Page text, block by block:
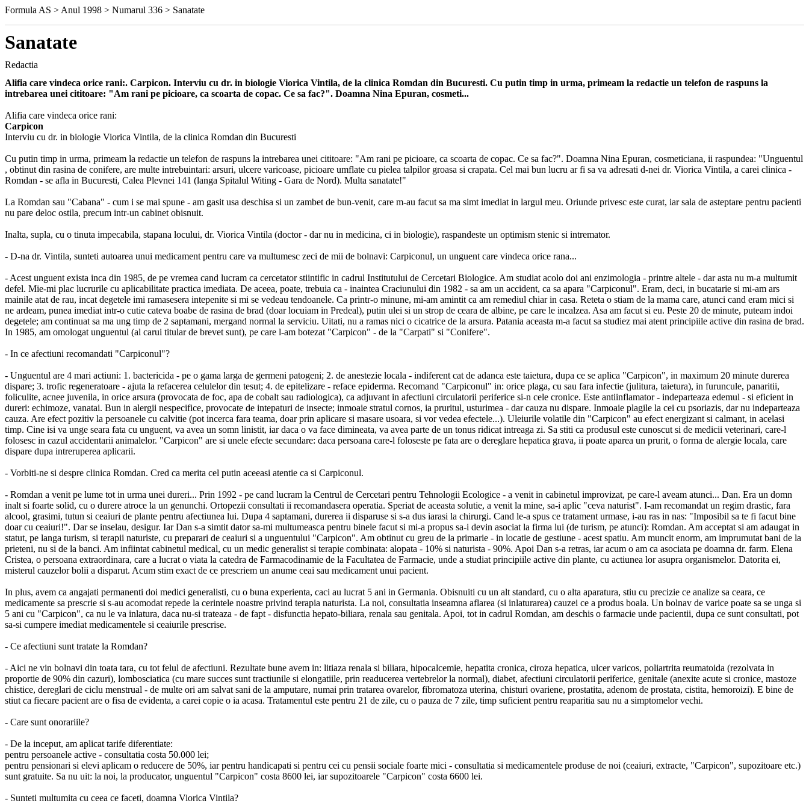
Formula AS > Anul 1998 > Numarul 336 > Sanatate
Sanatate
Redactia
Alifia care vindeca orice rani:. Carpicon. Interviu cu dr. in biologie Viorica Vintila, de la clinica Romdan din Bucuresti. Cu putin timp in urma, primeam la redactie un telefon de raspuns la
intrebarea unei cititoare: "Am rani pe picioare, ca scoarta de copac. Ce sa fac?". Doamna Nina Epuran, cosmeti...
Alifia care vindeca orice rani:
Carpicon
Interviu cu dr. in biologie Viorica Vintila, de la clinica Romdan din Bucuresti
Cu putin timp in urma, primeam la redactie un telefon de raspuns la intrebarea unei cititoare: "Am rani pe picioare, ca scoarta de copac. Ce sa fac?". Doamna Nina Epuran, cosmeticiana, ii raspundea: "Unguentul
, obtinut din rasina de conifere, are multe intrebuintari: arsuri, ulcere varicoase, picioare umflate cu pielea talpilor groasa si crapata. Cel mai bun lucru ar fi sa va adresati d-nei dr. Viorica Vintila, a carei clinica -
Romdan - se afla in Bucuresti, Calea Plevnei 141 (langa Spitalul Witing - Gara de Nord). Multa sanatate!"
La Romdan sau "Cabana" - cum i se mai spune - am gasit usa deschisa si un zambet de bun-venit, care m-au facut sa ma simt imediat in largul meu. Oriunde privesc este curat, iar sala de asteptare pentru pacienti
nu pare deloc ostila, precum intr-un cabinet obisnuit.
Inalta, supla, cu o tinuta impecabila, stapana locului, dr. Viorica Vintila (doctor - dar nu in medicina, ci in biologie), raspandeste un optimism stenic si intremator.
- D-na dr. Vintila, sunteti autoarea unui medicament pentru care va multumesc zeci de mii de bolnavi: Carpiconul, un unguent care vindeca orice rana...
- Acest unguent exista inca din 1985, de pe vremea cand lucram ca cercetator stiintific in cadrul Institutului de Cercetari Biologice. Am studiat acolo doi ani enzimologia - printre altele - dar asta nu m-a multumit
defel. Mie-mi plac lucrurile cu aplicabilitate practica imediata. De aceea, poate, trebuia ca - inaintea Craciunului din 1982 - sa am un accident, ca sa apara "Carpiconul". Eram, deci, in bucatarie si mi-am ars
mainile atat de rau, incat degetele imi ramasesera intepenite si mi se vedeau tendoanele. Ca printr-o minune, mi-am amintit ca am remediul chiar in casa. Reteta o stiam de la mama care, atunci cand eram mici si
ne ardeam, punea imediat intr-o cutie cateva boabe de rasina de brad (doar locuiam in Predeal), putin ulei si un strop de ceara de albine, pe care le incalzea. Asa am facut si eu. Peste 20 de minute, puteam indoi
degetele; am continuat sa ma ung timp de 2 saptamani, mergand normal la serviciu. Uitati, nu a ramas nici o cicatrice de la arsura. Patania aceasta m-a facut sa studiez mai atent principiile active din rasina de brad.
In 1985, am omologat unguentul (al carui titular de brevet sunt), pe care l-am botezat "Carpicon" - de la "Carpati" si "Conifere".
- In ce afectiuni recomandati "Carpiconul"?
- Unguentul are 4 mari actiuni: 1. bactericida - pe o gama larga de germeni patogeni; 2. de anestezie locala - indiferent cat de adanca este taietura, dupa ce se aplica "Carpicon", in maximum 20 minute durerea
dispare; 3. trofic regeneratoare - ajuta la refacerea celulelor din tesut; 4. de epitelizare - reface epiderma. Recomand "Carpiconul" in: orice plaga, cu sau fara infectie (julitura, taietura), in furuncule, panaritii,
foliculite, acnee juvenila, in orice arsura (provocata de foc, apa de cobalt sau radiologica), ca adjuvant in afectiuni circulatorii periferice si-n cele cronice. Este antiinflamator - indeparteaza edemul - si eficient in
dureri: echimoze, vanatai. Bun in alergii nespecifice, provocate de intepaturi de insecte; inmoaie stratul cornos, ia pruritul, usturimea - dar cauza nu dispare. Inmoaie plagile la cei cu psoriazis, dar nu indeparteaza
cauza. Are efect pozitiv la persoanele cu calvitie (pot incerca fara teama, doar prin aplicare si masare usoara, si vor vedea efectele...). Uleiurile volatile din "Carpicon" au efect energizant si calmant, in acelasi
timp. Cine isi va unge seara fata cu unguent, va avea un somn linistit, iar daca o va face dimineata, va avea parte de un tonus ridicat intreaga zi. Sa stiti ca produsul este cunoscut si de medicii veterinari, care-l
folosesc in cazul accidentarii animalelor. "Carpicon" are si unele efecte secundare: daca persoana care-l foloseste pe fata are o dereglare hepatica grava, ii poate aparea un prurit, o forma de alergie locala, care
dispare dupa intreruperea aplicarii.
- Vorbiti-ne si despre clinica Romdan. Cred ca merita cel putin aceeasi atentie ca si Carpiconul.
- Romdan a venit pe lume tot in urma unei dureri... Prin 1992 - pe cand lucram la Centrul de Cercetari pentru Tehnologii Ecologice - a venit in cabinetul improvizat, pe care-l aveam atunci... Dan. Era un domn
inalt si foarte solid, cu o durere atroce la un genunchi. Ortopezii consultati ii recomandasera operatia. Speriat de aceasta solutie, a venit la mine, sa-i aplic "ceva naturist". I-am recomandat un regim drastic, fara
alcool, grasimi, tutun si ceaiuri de plante pentru afectiunea lui. Dupa 4 saptamani, durerea ii disparuse si s-a dus iarasi la chirurgi. Cand le-a spus ce tratament urmase, i-au ras in nas: "Imposibil sa te fi facut bine
doar cu ceaiuri!". Dar se inselau, desigur. Iar Dan s-a simtit dator sa-mi multumeasca pentru binele facut si mi-a propus sa-i devin asociat la firma lui (de turism, pe atunci): Romdan. Am acceptat si am adaugat in
statut, pe langa turism, si terapii naturiste, cu preparari de ceaiuri si a unguentului "Carpicon". Am obtinut cu greu de la primarie - in locatie de gestiune - acest spatiu. Am muncit enorm, am imprumutat bani de la
prieteni, nu si de la banci. Am infiintat cabinetul medical, cu un medic generalist si terapie combinata: alopata - 10% si naturista - 90%. Apoi Dan s-a retras, iar acum o am ca asociata pe doamna dr. farm. Elena
Cristea, o persoana extraordinara, care a lucrat o viata la catedra de Farmacodinamie de la Facultatea de Farmacie, unde a studiat principiile active din plante, cu actiunea lor asupra organismelor. Datorita ei,
misterul cauzelor bolii a disparut. Acum stim exact de ce prescriem un anume ceai sau medicament unui pacient.
In plus, avem ca angajati permanenti doi medici generalisti, cu o buna experienta, caci au lucrat 5 ani in Germania. Obisnuiti cu un alt standard, cu o alta aparatura, stiu cu precizie ce analize sa ceara, ce
medicamente sa prescrie si s-au acomodat repede la cerintele noastre privind terapia naturista. La noi, consultatia inseamna aflarea (si inlaturarea) cauzei ce a produs boala. Un bolnav de varice poate sa se unga si
5 ani cu "Carpicon", ca nu le va inlatura, daca nu-si trateaza - de fapt - disfunctia hepato-biliara, renala sau genitala. Apoi, tot in cadrul Romdan, am deschis o farmacie unde pacientii, dupa ce sunt consultati, pot
sa-si cumpere imediat medicamentele si ceaiurile prescrise.
- Ce afectiuni sunt tratate la Romdan?
- Aici ne vin bolnavi din toata tara, cu tot felul de afectiuni. Rezultate bune avem in: litiaza renala si biliara, hipocalcemie, hepatita cronica, ciroza hepatica, ulcer varicos, poliartrita reumatoida (rezolvata in
proportie de 90% din cazuri), lombosciatica (cu mare succes sunt tractiunile si elongatiile, prin readucerea vertebrelor la normal), diabet, afectiuni circulatorii periferice, genitale (anexite acute si cronice, mastoze
chistice, dereglari de ciclu menstrual - de multe ori am salvat sani de la amputare, numai prin tratarea ovarelor, fibromatoza uterina, chisturi ovariene, prostatita, adenom de prostata, cistita, hemoroizi). E bine de
stiut ca fiecare pacient are o fisa de evidenta, a carei copie o ia acasa. Tratamentul este pentru 21 de zile, cu o pauza de 7 zile, timp suficient pentru reaparitia sau nu a simptomelor vechi.
- Care sunt onorariile?
- De la inceput, am aplicat tarife diferentiate:
pentru persoanele active - consultatia costa 50.000 lei;
pentru pensionari si elevi aplicam o reducere de 50%, iar pentru handicapati si pentru cei cu pensii sociale foarte mici - consultatia si medicamentele produse de noi (ceaiuri, extracte, "Carpicon", supozitoare etc.)
sunt gratuite. Sa nu uit: la noi, la producator, unguentul "Carpicon" costa 8600 lei, iar supozitoarele "Carpicon" costa 6600 lei.
- Sunteti multumita cu ceea ce faceti, doamna Viorica Vintila?